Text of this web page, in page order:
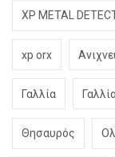
XP METAL
xp orx
Γαλλία
Θησαυρός